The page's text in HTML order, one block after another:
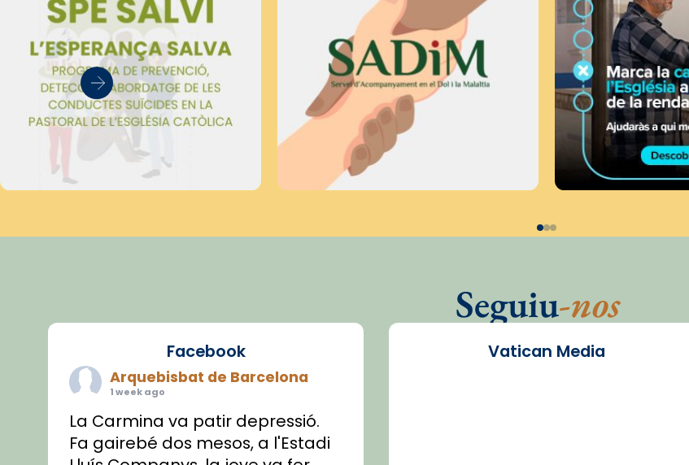
Seguiu-nos
Facebook
Arquebisbat de Barcelona
1 week ago
La Carmina va patir depressió.
Fa gairebé dos mesos, a l'Estadi
Vatican Media